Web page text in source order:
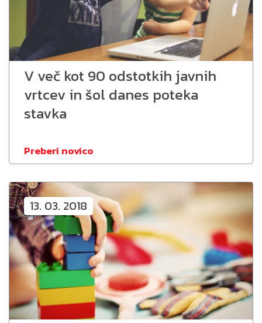
V več kot 90 odstotkih javnih
vrtcev in šol danes poteka
stavka
Preberi novico
13. 03. 2018